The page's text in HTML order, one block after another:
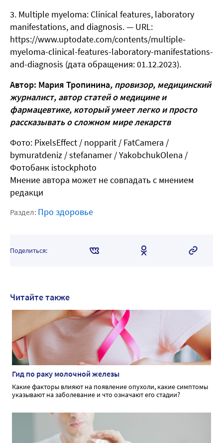
Multiple myeloma: Clinical features, laboratory
manifestations, and diagnosis. — URL:
https://www.uptodate.com/contents/multiple-
myeloma-clinical-features-laboratory-manifestations-
and-diagnosis (дата обращения: 01.12.2023).
Автор: Мария Тропинина, провизор, медицинский
журналист, автор статей о медицине и
фармацевтике, который умеет легко и просто
рассказывать о сложном мире лекарств
Фото: PixelsEffect / nopparit / FatCamera /
bymuratdeniz / stefanamer / YakobchukOlena /
Фотобанк istockphoto
Мнение автора может не совпадать с мнением
редакци
Раздел: Про здоровье
Поделиться:
Читайте также
Гид по раку молочной железы
Какие факторы влияют на появление опухоли, какие симптомы
указывают на заболевание и что означают его стадии?